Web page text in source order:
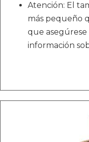
Atención: El
más pequeño
que
información